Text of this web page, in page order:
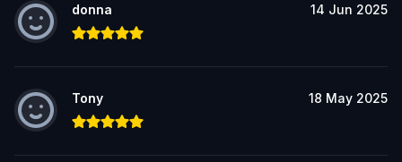
donna 14 Jun 2025
Tony 18 May 2025